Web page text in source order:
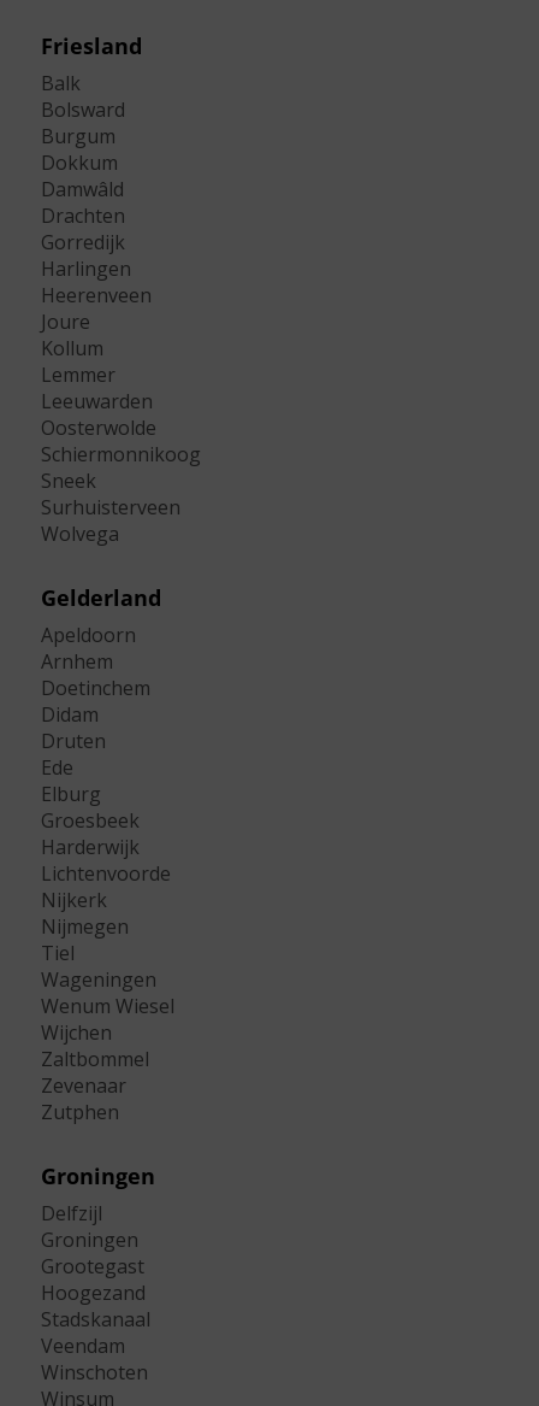
Friesland
Balk
Bolsward
Burgum
Dokkum
Damwâld
Drachten
Gorredijk
Harlingen
Heerenveen
Joure
Kollum
Lemmer
Leeuwarden
Oosterwolde
Schiermonnikoog
Sneek
Surhuisterveen
Wolvega
Gelderland
Apeldoorn
Arnhem
Doetinchem
Didam
Druten
Ede
Elburg
Groesbeek
Harderwijk
Lichtenvoorde
Nijkerk
Nijmegen
Tiel
Wageningen
Wenum Wiesel
Wijchen
Zaltbommel
Zevenaar
Zutphen
Groningen
Delfzijl
Groningen
Grootegast
Hoogezand
Stadskanaal
Veendam
Winschoten
Winsum